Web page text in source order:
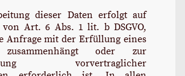
dieser Daten erfolgt auf
von Art. 6 Abs. 1 lit. b DSGVO,
Anfrage mit der Erfüllung eines
zusammenhängt oder zur
vorvertraglicher